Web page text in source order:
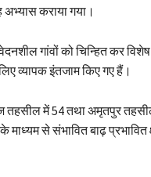
कराया गया।
गांवों को चिन्हित कर विशेष
व्यापक इंतजाम किए गए हैं।
में 54 तथा अमृतपुर तहसील
से संभावित बाढ़ प्रभावित